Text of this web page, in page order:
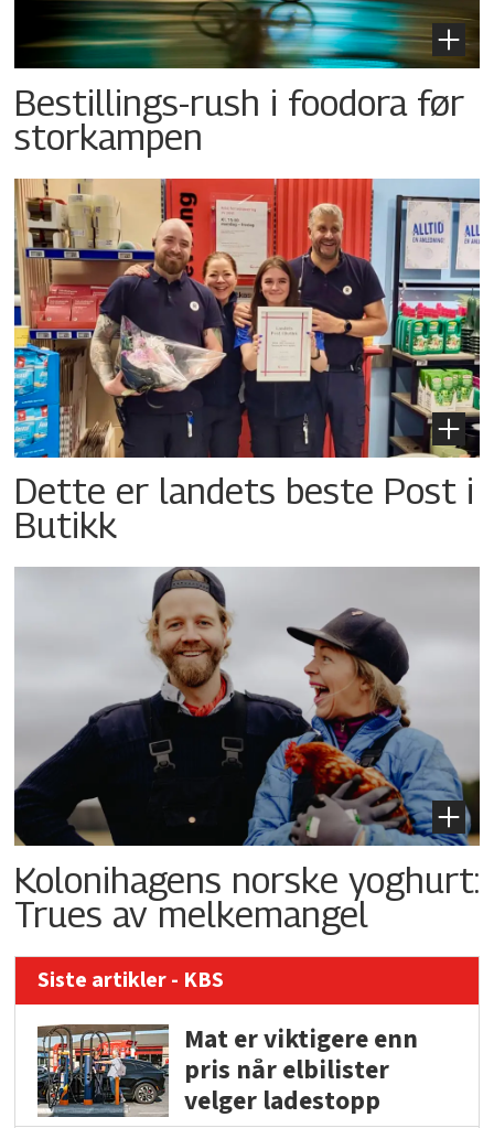
Bestillings-rush i foodora før
storkampen
Dette er landets beste Post i
Butikk
Kolonihagens norske yoghurt:
Trues av melkemangel
Siste artikler - KBS
Mat er viktigere enn
pris når elbilister
velger ladestopp